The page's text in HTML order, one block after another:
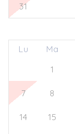
31
Lu Ma
1
7 8
14 15